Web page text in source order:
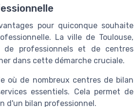
pour quiconque souhaite
La ville de Toulouse,
professionnels et de centres
dans cette démarche cruciale.
où de nombreux centres de bilan
essentiels. Cela permet de
d'un bilan professionnel.